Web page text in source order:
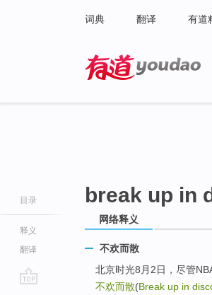
词典 翻译 有道
目录
释义
翻译
break up in
网络释义
不欢而散
北京时光8月2日，尽管
不欢而散(Break up in